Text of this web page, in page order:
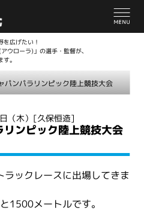
広げたい！
ウローラ)」の選手・監督が、
。
パンパラリンピック陸上競技大会
（木） [久保恒造]
リンピック陸上競技大会
ックレースに出場してきま
1500メートルです。